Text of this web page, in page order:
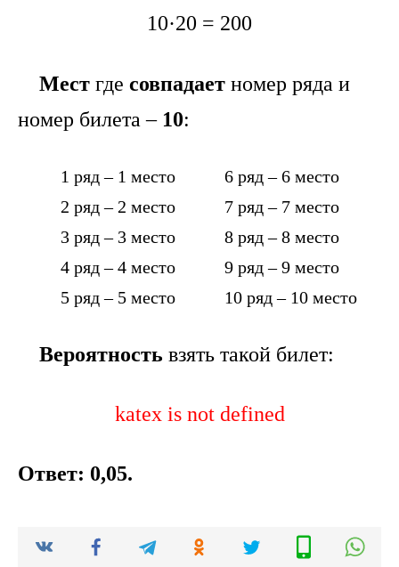
10·20 = 200
Мест где совпадает номер ряда и
номер билета – 10:
1 ряд – 1 место 6 ряд – 6 место
2 ряд – 2 место 7 ряд – 7 место
3 ряд – 3 место 8 ряд – 8 место
4 ряд – 4 место 9 ряд – 9 место
5 ряд – 5 место 10 ряд – 10 место
Вероятность взять такой билет:
katex is not defined
Ответ: 0,05.